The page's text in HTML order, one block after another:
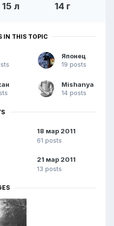
15 л 14 г
IN THIS TOPIC
Японец
19 posts
Mishanya
14 posts
18 мар 2011
61 posts
21 мар 2011
13 posts